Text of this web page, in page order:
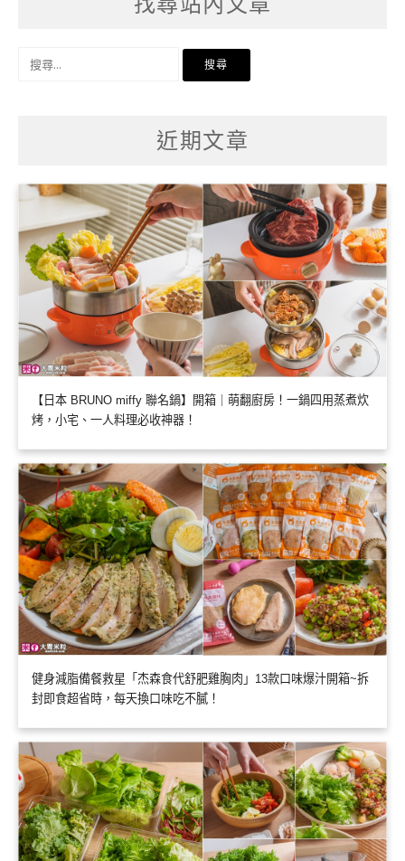
近期文章
【日本 BRUNO miffy 聯名鍋】開箱｜萌翻廚房！一鍋四用蒸煮炊
烤，小宅、一人料理必收神器！
健身減脂備餐救星「杰森食代舒肥雞胸肉」13款口味爆汁開箱~拆
封即食超省時，每天換口味吃不膩！